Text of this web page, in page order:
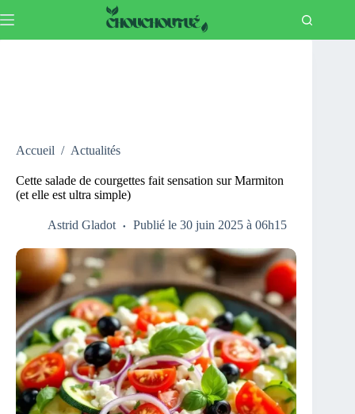
au
Accueil / Actualités
Cette salade de courgettes fait sensation sur Marmiton
(et elle est ultra simple)
Astrid Gladot Publié le 30 juin 2025 à 06h15